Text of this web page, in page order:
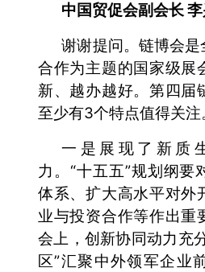
中国贸促会副会长
谢谢提问。链博会
合作为主题的国家级展
新、越办越好。第四届
至少有3个特点值得关注
一是展现了新质
力。“十五五”规划纲要
体系、扩大高水平对外
业与投资合作等作出重
会上，创新协同动力充
区”汇聚中外领军企业